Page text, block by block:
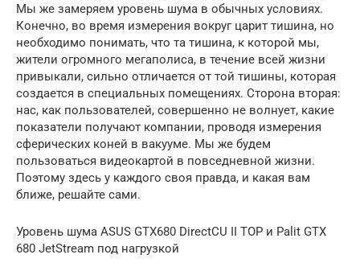
Мы же замеряем уровень шума в обычных условиях.
Конечно, во время измерения вокруг царит тишина, но
необходимо понимать, что та тишина, к которой мы,
жители огромного мегаполиса, в течение всей жизни
привыкали, сильно отличается от той тишины, которая
создается в специальных помещениях. Сторона вторая:
нас, как пользователей, совершенно не волнует, какие
показатели получают компании, проводя измерения
сферических коней в вакууме. Мы же будем
пользоваться видеокартой в повседневной жизни.
Поэтому здесь у каждого своя правда, и какая вам
ближе, решайте сами.
Уровень шума ASUS GTX680 DirectCU II TOP и Palit GTX
680 JetStream под нагрузкой